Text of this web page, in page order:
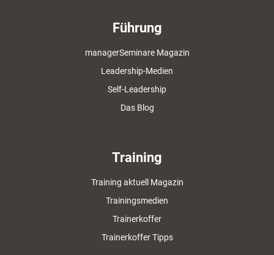
Führung
managerSeminare Magazin
Leadership-Medien
Self-Leadership
Das Blog
Training
Training aktuell Magazin
Trainingsmedien
Trainerkoffer
Trainerkoffer Tipps